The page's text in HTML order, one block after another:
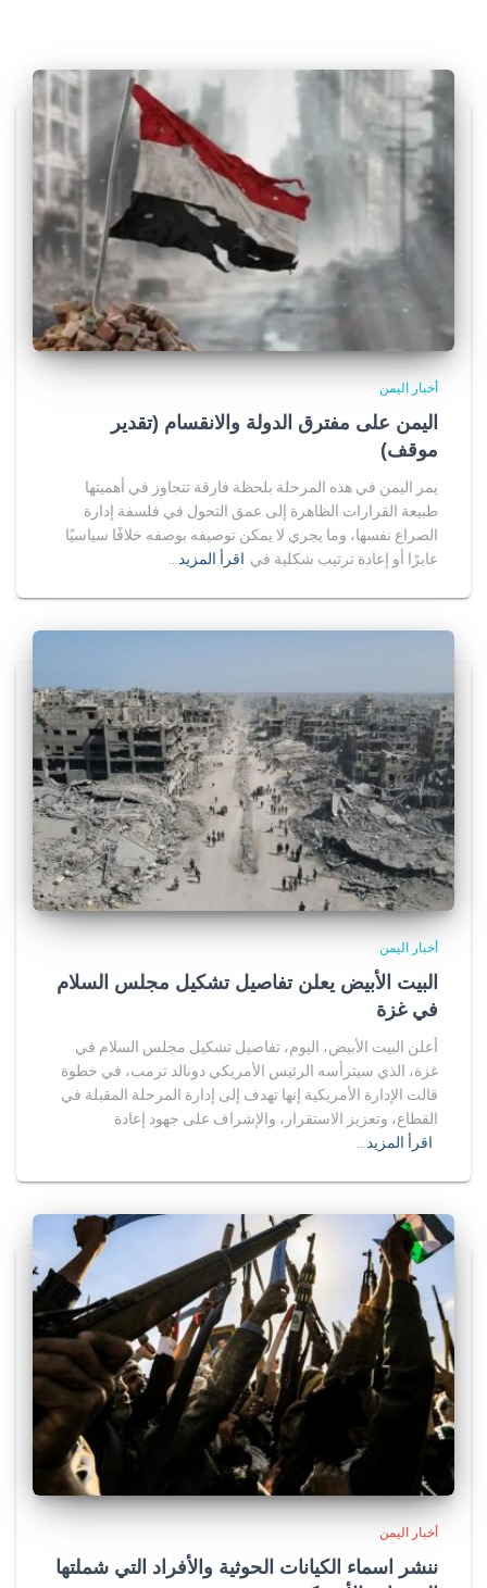
أخبار اليمن
اليمن على مفترق الدولة والانقسام (تقدير
موقف)
يمر اليمن في هذه المرحلة بلحظة فارقة تتجاوز في أهميتها
طبيعة القرارات الظاهرة إلى عمق التحول في فلسفة إدارة
الصراع نفسها، وما يجري لا يمكن توصيفه بوصفه خلافًا سياسيًا
عابرًا أو إعادة ترتيب شكلية في اقرأ المزيد…
أخبار اليمن
البيت الأبيض يعلن تفاصيل تشكيل مجلس السلام
في غزة
أعلن البيت الأبيض، اليوم، تفاصيل تشكيل مجلس السلام في
غزة، الذي سيترأسه الرئيس الأمريكي دونالد ترمب، في خطوة
قالت الإدارة الأمريكية إنها تهدف إلى إدارة المرحلة المقبلة في
القطاع، وتعزيز الاستقرار، والإشراف على جهود إعادة
اقرأ المزيد…
أخبار اليمن
ننشر اسماء الكيانات الحوثية والأفراد التي شملتها